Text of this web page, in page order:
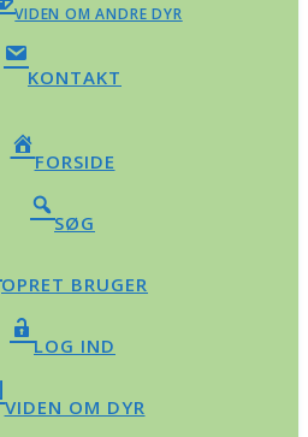
VIDEN OM ANDRE DYR
KONTAKT
FORSIDE
SØG
OPRET BRUGER
LOG IND
VIDEN OM DYR